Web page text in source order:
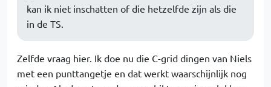
kan ik niet inschatten of die hetzelfde zijn als die
in de TS.
Zelfde vraag hier. Ik doe nu die C-grid dingen van Niels
met een punttangetje en dat werkt waarschijnlijk nog